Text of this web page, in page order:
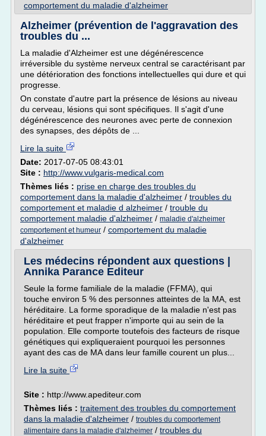
comportement du maladie d'alzheimer
Alzheimer (prévention de l'aggravation des
troubles du ...
La maladie d'Alzheimer est une dégénérescence
irréversible du système nerveux central se caractérisant par
une détérioration des fonctions intellectuelles qui dure et qui
progresse.
On constate d'autre part la présence de lésions au niveau
du cerveau, lésions qui sont spécifiques. Il s'agit d'une
dégénérescence des neurones avec perte de connexion
des synapses, des dépôts de ...
Lire la suite
Date: 2017-07-05 08:43:01
Site : http://www.vulgaris-medical.com
Thèmes liés : prise en charge des troubles du
comportement dans la maladie d'alzheimer / troubles du
comportement et maladie d alzheimer / trouble du
comportement maladie d'alzheimer / maladie d'alzheimer
comportement et humeur / comportement du maladie
d'alzheimer
Les médecins répondent aux questions |
Annika Parance Editeur
Seule la forme familiale de la maladie (FFMA), qui
touche environ 5 % des personnes atteintes de la MA, est
héréditaire. La forme sporadique de la maladie n'est pas
héréditaire et peut frapper n'importe qui au sein de la
population. Elle comporte toutefois des facteurs de risque
génétiques qui expliqueraient pourquoi les personnes
ayant des cas de MA dans leur famille courent un plus...
Lire la suite
Site : http://www.apediteur.com
Thèmes liés : traitement des troubles du comportement
dans la maladie d'alzheimer / troubles du comportement
alimentaire dans la maladie d'alzheimer / troubles du